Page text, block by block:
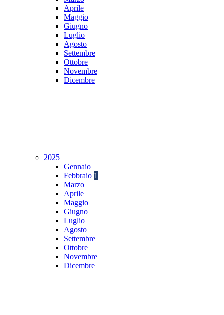
Aprile
Maggio
Giugno
Luglio
Agosto
Settembre
Ottobre
Novembre
Dicembre
2025
Gennaio
Febbraio 1
Marzo
Aprile
Maggio
Giugno
Luglio
Agosto
Settembre
Ottobre
Novembre
Dicembre